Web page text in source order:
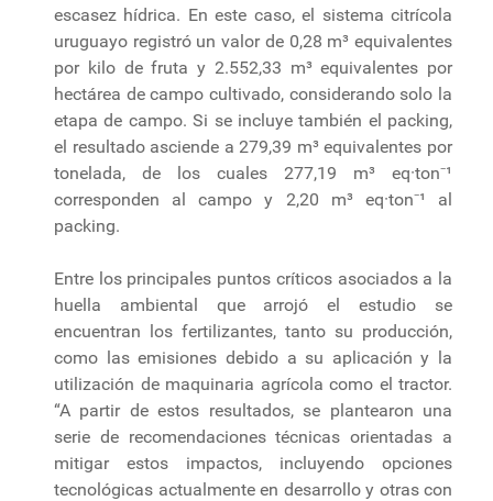
escasez hídrica. En este caso, el sistema citrícola
uruguayo registró un valor de 0,28 m³ equivalentes
por kilo de fruta y 2.552,33 m³ equivalentes por
hectárea de campo cultivado, considerando solo la
etapa de campo. Si se incluye también el packing,
el resultado asciende a 279,39 m³ equivalentes por
tonelada, de los cuales 277,19 m³ eq·ton⁻¹
corresponden al campo y 2,20 m³ eq·ton⁻¹ al
packing.
Entre los principales puntos críticos asociados a la
huella ambiental que arrojó el estudio se
encuentran los fertilizantes, tanto su producción,
como las emisiones debido a su aplicación y la
utilización de maquinaria agrícola como el tractor.
“A partir de estos resultados, se plantearon una
serie de recomendaciones técnicas orientadas a
mitigar estos impactos, incluyendo opciones
tecnológicas actualmente en desarrollo y otras con